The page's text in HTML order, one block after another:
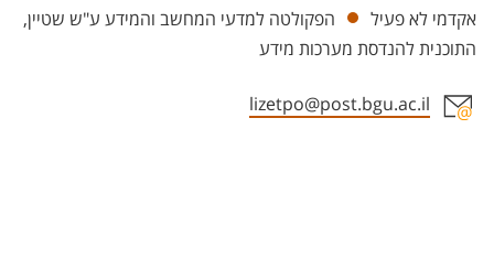
Departments
אקדמי לא פעיל
הפקולטה למדעי המחשב והמידע ע"ש שטיין,
התוכנית להנדסת מערכות מידע
lizetpo@post.bgu.ac.il